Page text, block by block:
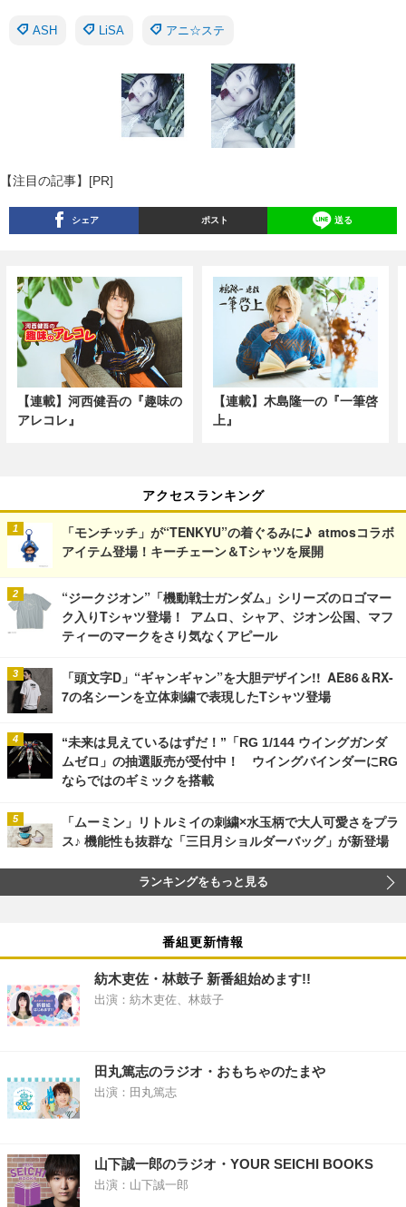
ASH LiSA アニ☆ステ
【注目の記事】[PR]
シェア ポスト 送る
【連載】河西健吾の『趣味の
アレコレ』
【連載】木島隆一の『一筆啓
上』
アクセスランキング
「モンチッチ」が“TENKYU”の着ぐるみに♪ atmosコラボ
アイテム登場！キーチェーン＆Tシャツを展開
“ジークジオン”「機動戦士ガンダム」シリーズのロゴマー
ク入りTシャツ登場！ アムロ、シャア、ジオン公国、マフ
ティーのマークをさり気なくアピール
「頭文字D」“ギャンギャン”を大胆デザイン!! AE86＆RX-
7の名シーンを立体刺繍で表現したTシャツ登場
“未来は見えているはずだ！”「RG 1/144 ウイングガンダ
ムゼロ」の抽選販売が受付中！ ウイングバインダーにRG
ならではのギミックを搭載
「ムーミン」リトルミイの刺繍×水玉柄で大人可愛さをプラ
ス♪ 機能性も抜群な「三日月ショルダーバッグ」が新登場
ランキングをもっと見る
番組更新情報
紡木吏佐・林鼓子 新番組始めます!!
出演：紡木吏佐、林鼓子
田丸篤志のラジオ・おもちゃのたまや
出演：田丸篤志
山下誠一郎のラジオ・YOUR SEICHI BOOKS
出演：山下誠一郎